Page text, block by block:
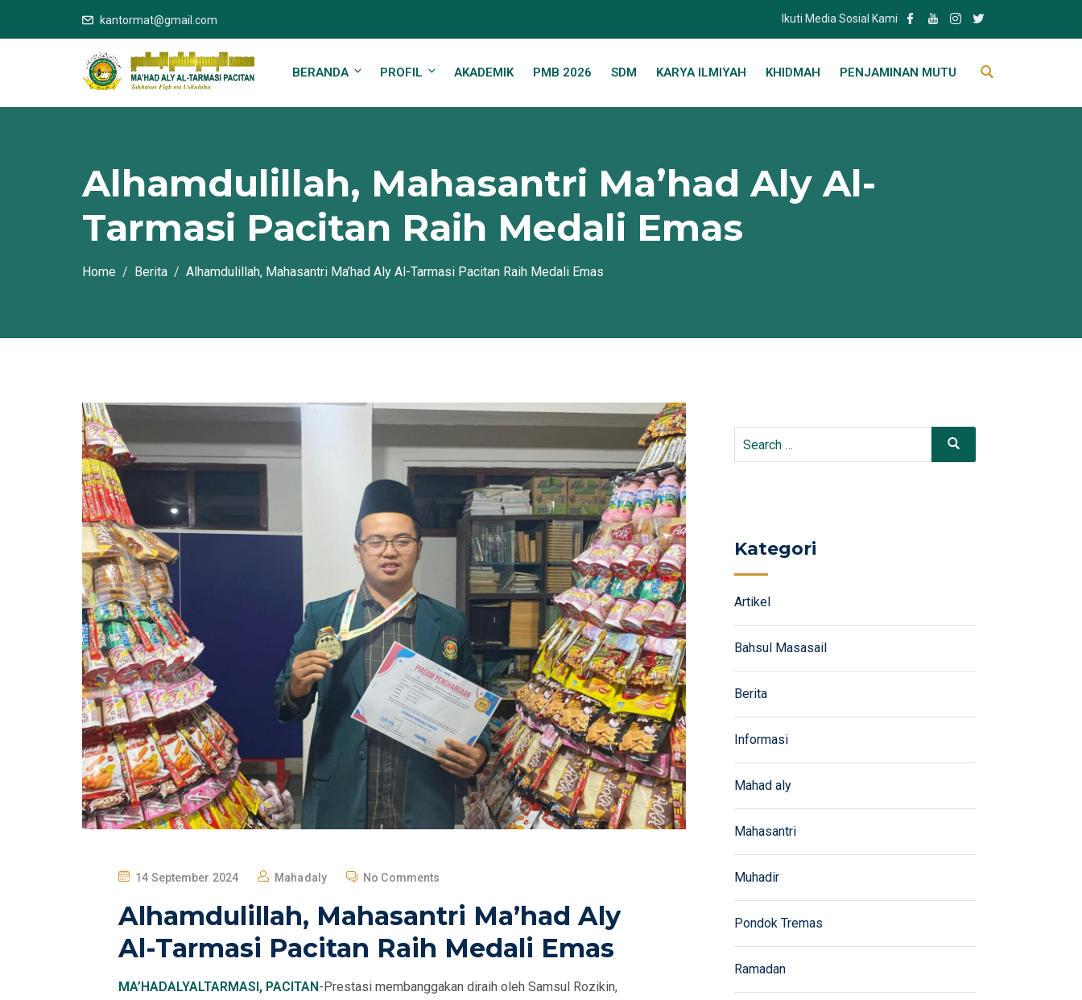
kantormat@gmail.com Ikuti Media Sosial Kami
BERANDA PROFIL AKADEMIK PMB 2026 SDM KARYA ILMIYAH KHIDMAH PENJAMINAN MUTU
Alhamdulillah, Mahasantri Ma’had Aly Al-
Tarmasi Pacitan Raih Medali Emas
Home Berita Alhamdulillah, Mahasantri Ma’had Aly Al-Tarmasi Pacitan Raih Medali Emas
P
S
E
D
14 September 2024 Mahadaly No Comments
Alhamdulillah, Mahasantri Ma’had Aly
Al-Tarmasi Pacitan Raih Medali Emas
MA’HADALYALTARMASI, PACITAN -Prestasi membanggakan diraih oleh Samsul Rozikin,
Search
Search
Kategori
Artikel
Bahsul Masasail
Berita
Informasi
Mahad aly
Mahasantri
Muhadir
Pondok Tremas
Ramadan